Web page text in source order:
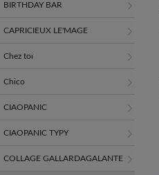
BIRTHDAY BAR
CAPRICIEUX LE'MAGE
Chez toi
Chico
CIAOPANIC
CIAOPANIC TYPY
COLLAGE GALLARDAGALANTE